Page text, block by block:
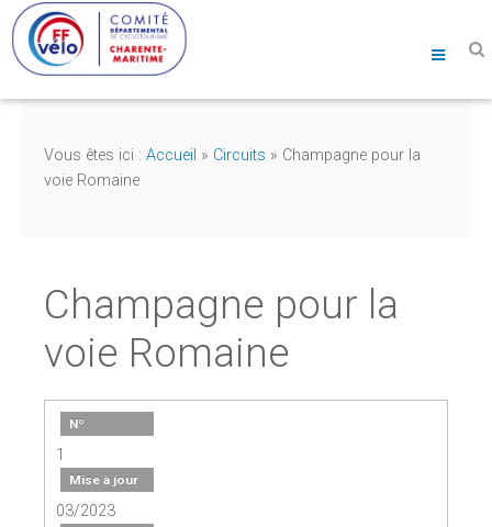
Vous êtes ici : Accueil » Circuits » Champagne pour la
voie Romaine
Champagne pour la
voie Romaine
Nº
1
Mise à jour
03/2023